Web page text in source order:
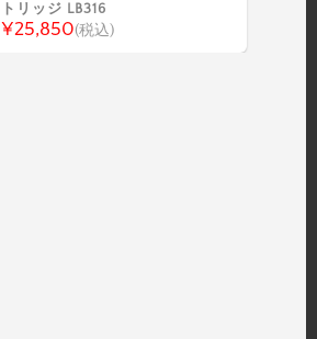
トリッジ LB316
¥25,850(税込)